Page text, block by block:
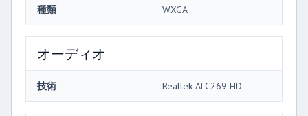
種類 WXGA
オーディオ
技術 Realtek ALC269 HD